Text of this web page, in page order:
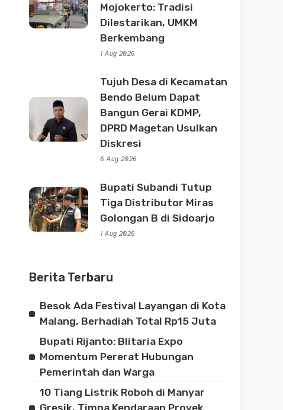
Mojokerto: Tradisi
Dilestarikan, UMKM
Berkembang
1 Aug 2026
Tujuh Desa di Kecamatan
Bendo Belum Dapat
Bangun Gerai KDMP,
DPRD Magetan Usulkan
Diskresi
6 Aug 2026
Bupati Subandi Tutup
Tiga Distributor Miras
Golongan B di Sidoarjo
1 Aug 2026
Berita Terbaru
Besok Ada Festival Layangan di Kota
Malang, Berhadiah Total Rp15 Juta
Bupati Rijanto: Blitaria Expo
Momentum Pererat Hubungan
Pemerintah dan Warga
10 Tiang Listrik Roboh di Manyar
Gresik, Timpa Kendaraan Proyek